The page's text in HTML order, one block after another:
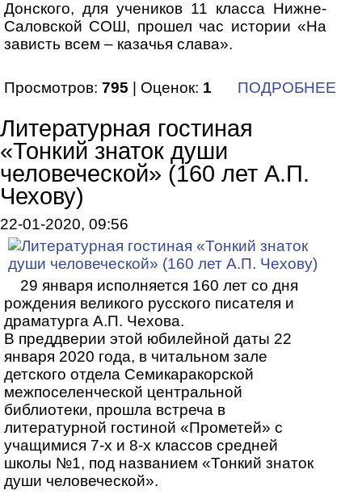
Донского, для учеников 11 класса Нижне-
Саловской СОШ, прошел час истории «На
зависть всем – казачья слава».
Просмотров: 795 | Оценок: 1 ПОДРОБНЕЕ
Литературная гостиная
«Тонкий знаток души
человеческой» (160 лет А.П.
Чехову)
22-01-2020, 09:56
29 января исполняется 160 лет со дня
рождения великого русского писателя и
драматурга А.П. Чехова.
В преддверии этой юбилейной даты 22
января 2020 года, в читальном зале
детского отдела Семикаракорской
межпоселенческой центральной
библиотеки, прошла встреча в
литературной гостиной «Прометей» с
учащимися 7-х и 8-х классов средней
школы №1, под названием «Тонкий знаток
души человеческой».